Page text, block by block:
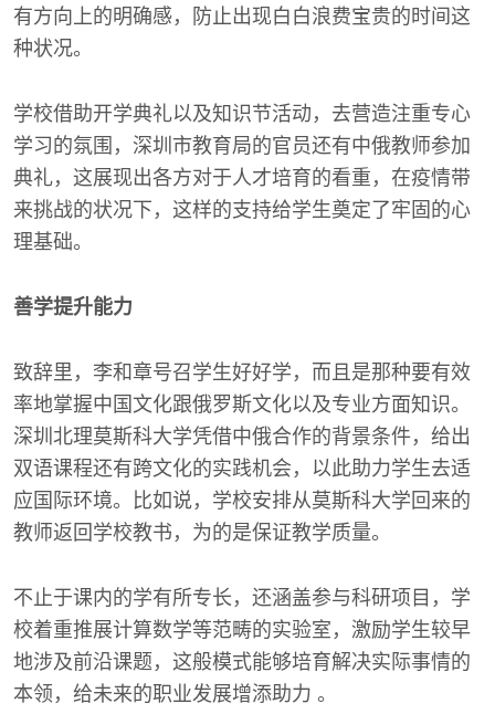
有方向上的明确感，防止出现白白浪费宝贵的时间这
种状况。
学校借助开学典礼以及知识节活动，去营造注重专心
学习的氛围，深圳市教育局的官员还有中俄教师参加
典礼，这展现出各方对于人才培育的看重，在疫情带
来挑战的状况下，这样的支持给学生奠定了牢固的心
理基础。
善学提升能力
致辞里，李和章号召学生好好学，而且是那种要有效
率地掌握中国文化跟俄罗斯文化以及专业方面知识。
深圳北理莫斯科大学凭借中俄合作的背景条件，给出
双语课程还有跨文化的实践机会，以此助力学生去适
应国际环境。比如说，学校安排从莫斯科大学回来的
教师返回学校教书，为的是保证教学质量。
不止于课内的学有所专长，还涵盖参与科研项目，学
校着重推展计算数学等范畴的实验室，激励学生较早
地涉及前沿课题，这般模式能够培育解决实际事情的
本领，给未来的职业发展增添助力 。